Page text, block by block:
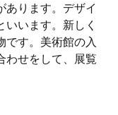
あります。デザイ
いいます。新しく
です。美術館の入
わせをして、展覧